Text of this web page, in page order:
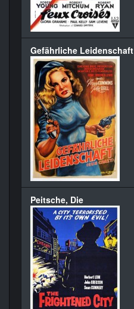
Gefährliche Leidenschaft
Peitsche, Die